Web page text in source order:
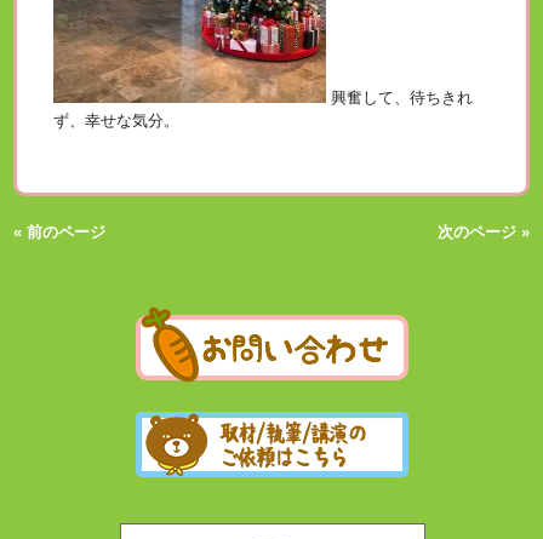
興奮して、待ちきれ
ず、幸せな気分。
« 前のページ 次のページ »